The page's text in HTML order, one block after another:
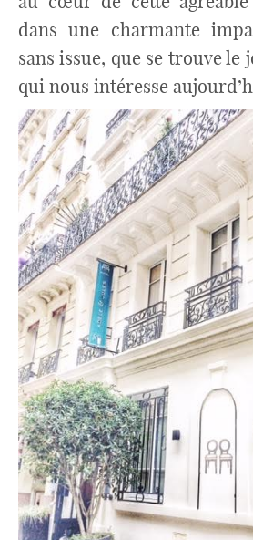
dans une charmante
sans issue, que se trouve le
qui nous intéresse